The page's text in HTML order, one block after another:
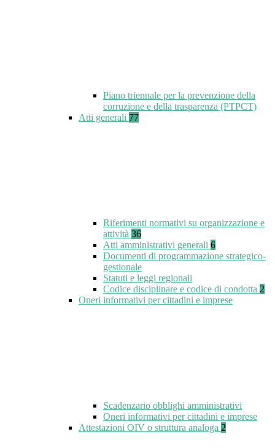
Piano triennale per la prevenzione della
corruzione e della trasparenza (PTPCT)
Atti generali 77
Riferimenti normativi su organizzazione e
attività 36
Atti amministrativi generali 6
Documenti di programmazione strategico-
gestionale
Statuti e leggi regionali
Codice disciplinare e codice di condotta 2
Oneri informativi per cittadini e imprese
Scadenzario obblighi amministrativi
Oneri informativi per cittadini e imprese
Attestazioni OIV o struttura analoga 2